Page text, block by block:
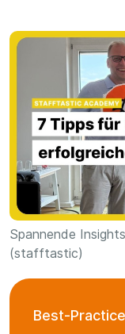
Spannende
(stafftastic)
Best-